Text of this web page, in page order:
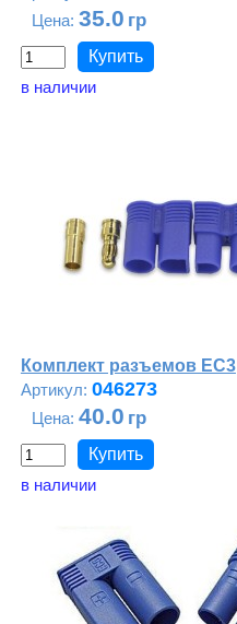
35.0
в наличии
Комплект разъемов ЕС3
046273
40.0
в наличии